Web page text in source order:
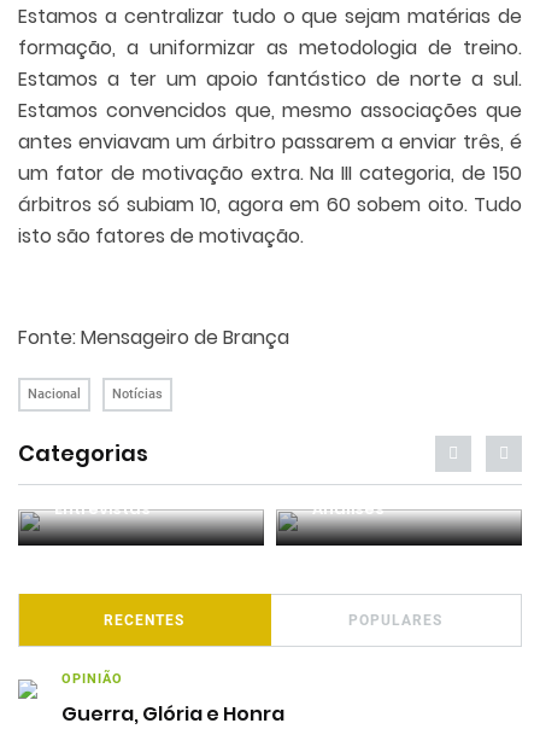
Estamos a centralizar tudo o que sejam matérias de
formação, a uniformizar as metodologia de treino.
Estamos a ter um apoio fantástico de norte a sul.
Estamos convencidos que, mesmo associações que
antes enviavam um árbitro passarem a enviar três, é
um fator de motivação extra. Na III categoria, de 150
árbitros só subiam 10, agora em 60 sobem oito. Tudo
isto são fatores de motivação.
Fonte: Mensageiro de Brança
Nacional Notícias
Categorias
Entrevistas Análises
RECENTES POPULARES
OPINIÃO
Guerra, Glória e Honra